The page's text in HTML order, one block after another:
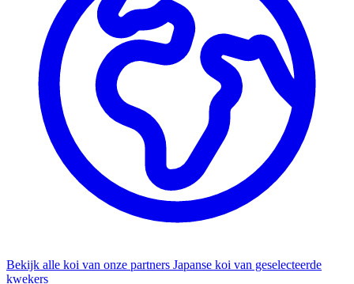
Bekijk alle koi van onze partners Japanse koi van geselecteerde
kwekers